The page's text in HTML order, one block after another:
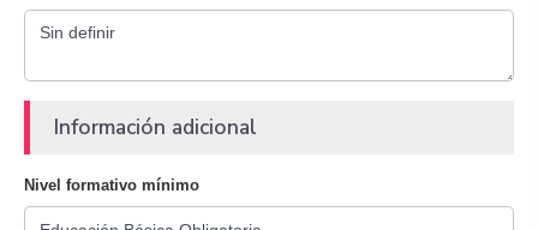
Información adicional
Nivel formativo mínimo